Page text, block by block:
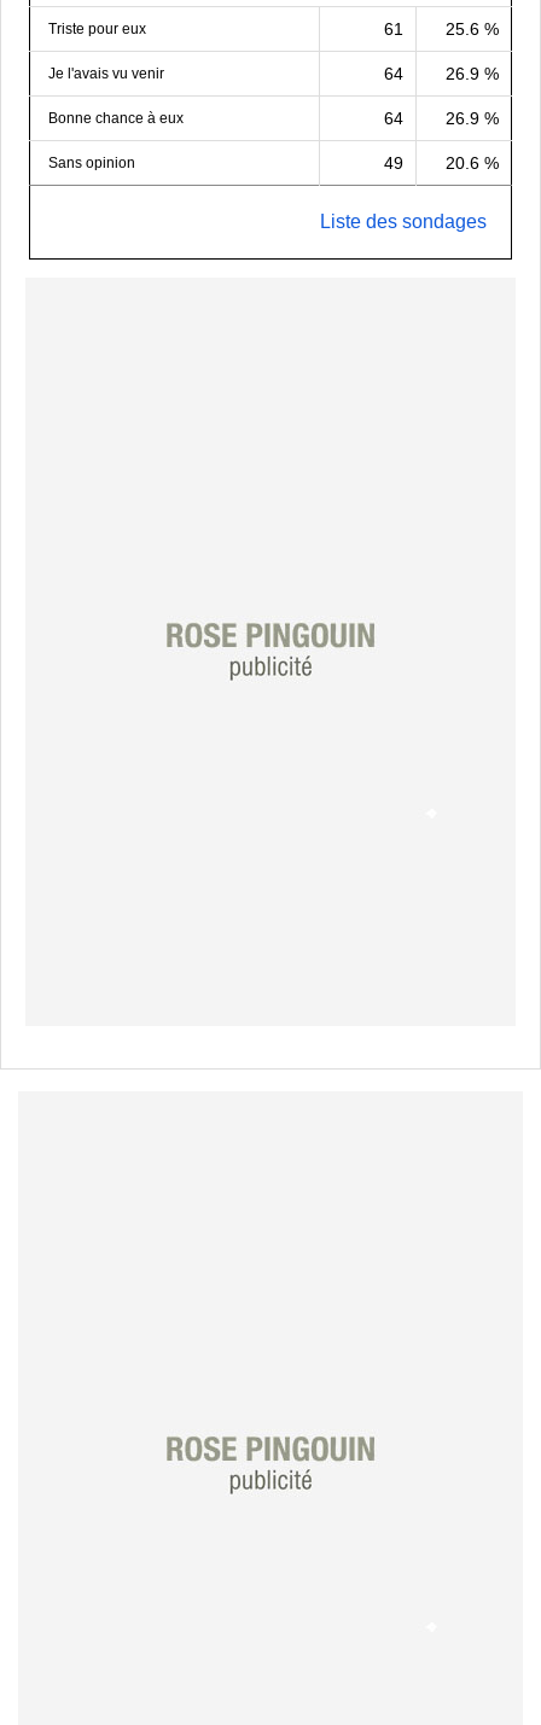
Triste pour eux 61 25.6 %
Je l'avais vu venir 64 26.9 %
Bonne chance à eux 64 26.9 %
Sans opinion 49 20.6 %
Liste des sondages